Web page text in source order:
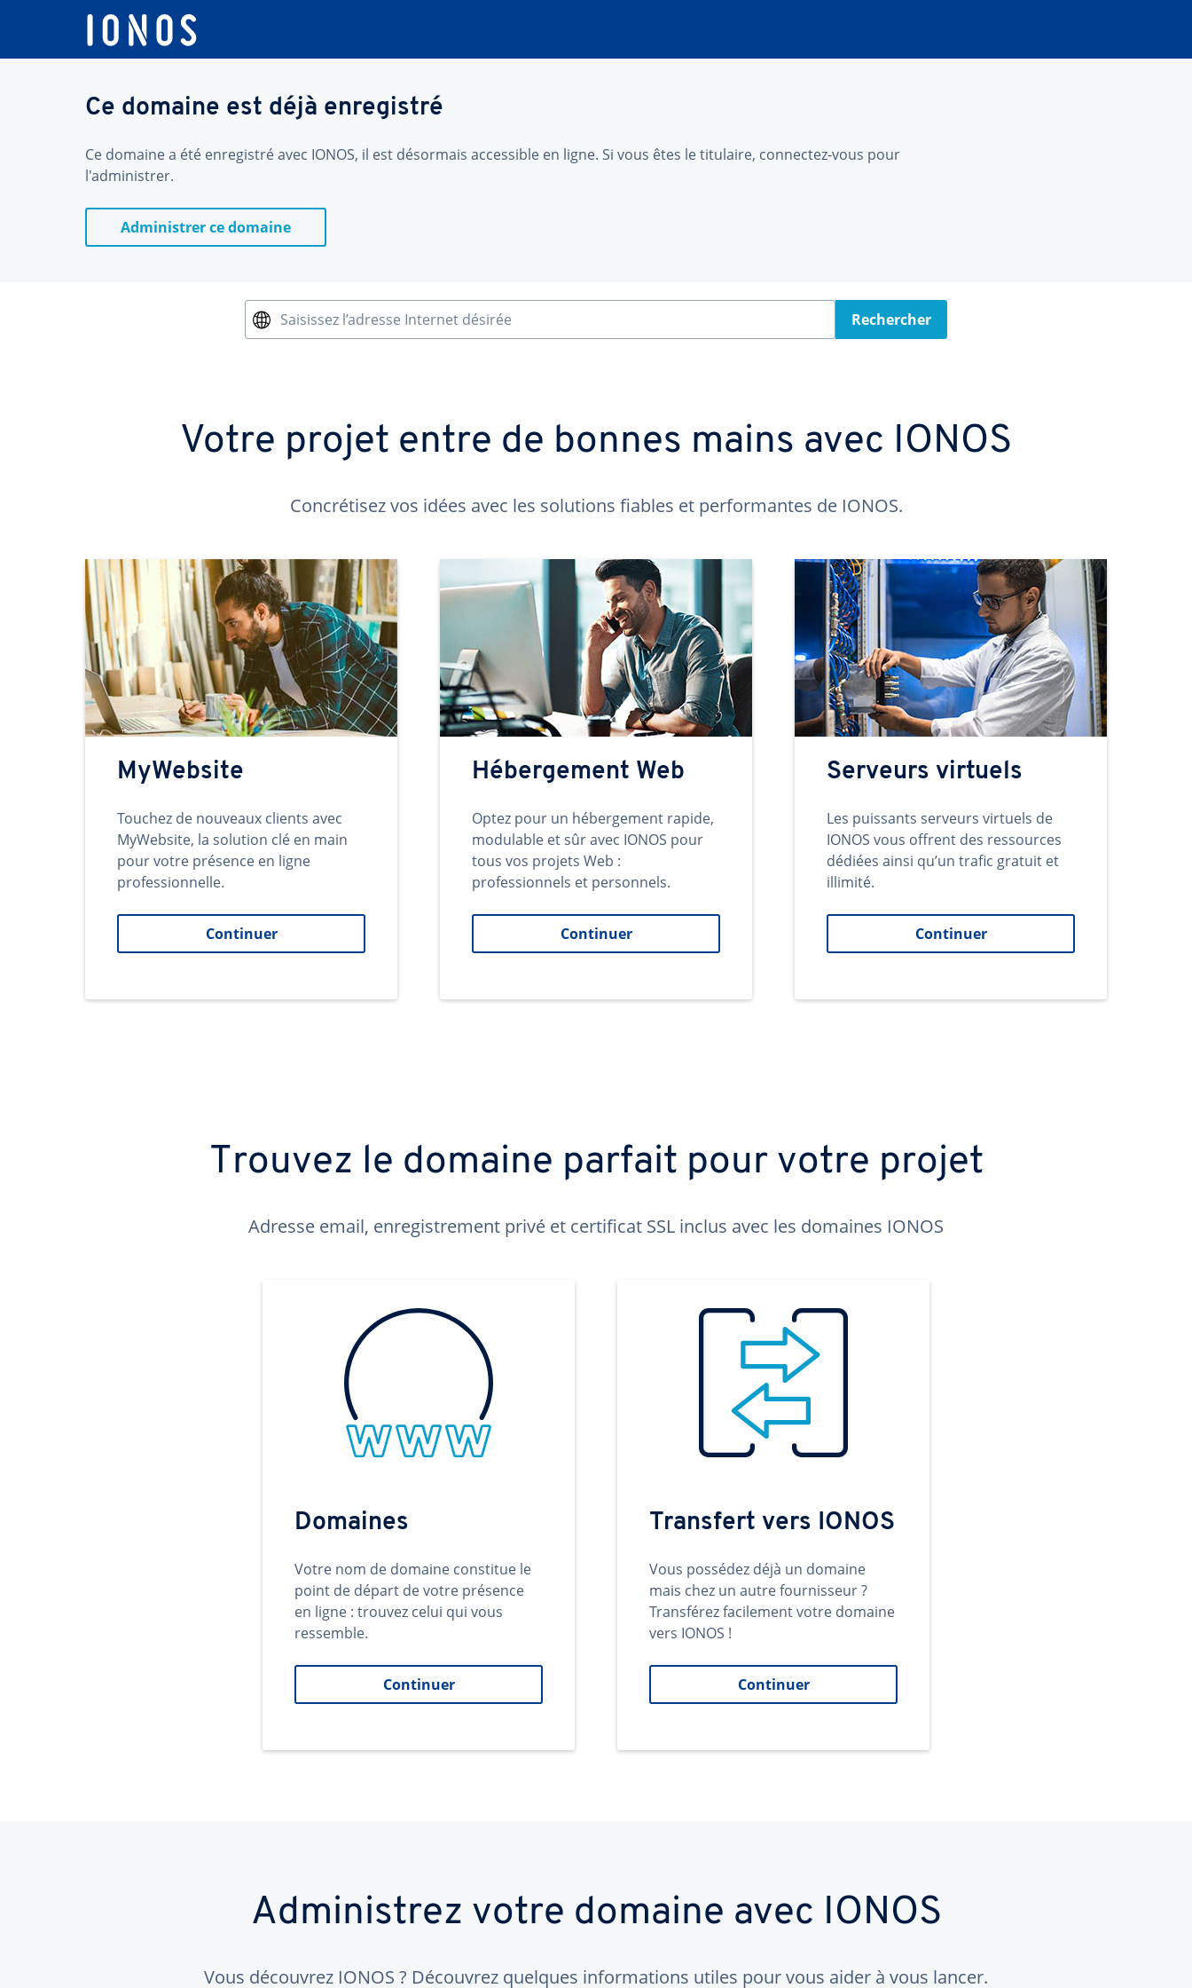
Ce domaine est déjà enregistré
Ce domaine a été enregistré avec IONOS, il est désormais accessible en ligne. Si vous êtes le titulaire, connectez-vous pour
l'administrer.
Administrer ce domaine
Saisissez l’adresse Internet désirée Rechercher
Votre projet entre de bonnes mains avec IONOS
Concrétisez vos idées avec les solutions fiables et performantes de IONOS.
MyWebsite
Touchez de nouveaux clients avec
MyWebsite, la solution clé en main
pour votre présence en ligne
professionnelle.
Continuer
Hébergement Web
Optez pour un hébergement rapide,
modulable et sûr avec IONOS pour
tous vos projets Web :
professionnels et personnels.
Continuer
Serveurs virtuels
Les puissants serveurs virtuels de
IONOS vous offrent des ressources
dédiées ainsi qu’un trafic gratuit et
illimité.
Continuer
Trouvez le domaine parfait pour votre projet
Adresse email, enregistrement privé et certificat SSL inclus avec les domaines IONOS
Domaines
Votre nom de domaine constitue le
point de départ de votre présence
en ligne : trouvez celui qui vous
ressemble.
Continuer
Transfert vers IONOS
Vous possédez déjà un domaine
mais chez un autre fournisseur ?
Transférez facilement votre domaine
vers IONOS !
Continuer
Administrez votre domaine avec IONOS
Vous découvrez IONOS ? Découvrez quelques informations utiles pour vous aider à vous lancer.